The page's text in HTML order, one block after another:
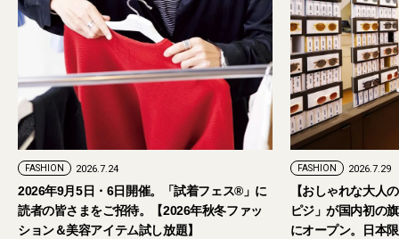
試着フェス®︎」に
年秋冬ファッ
題】
【おしゃれな大人のアイウェア】パリ発「イジ
ピジ」が国内初の旗艦店をキャットストリート
にオープン。日本限定サングラスも登場